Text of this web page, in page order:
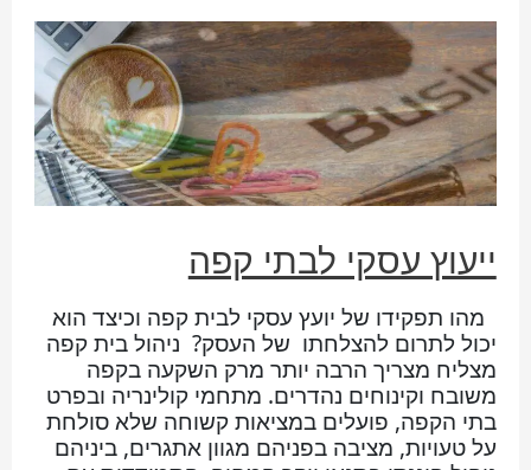
ייעוץ עסקי לבתי קפה
מהו תפקידו של יועץ עסקי לבית קפה וכיצד הוא
יכול לתרום להצלחתו של העסק? ניהול בית קפה
מצליח מצריך הרבה יותר מרק השקעה בקפה
משובח וקינוחים נהדרים. מתחמי קולינריה ובפרט
בתי הקפה, פועלים במציאות קשוחה שלא סולחת
על טעויות, מציבה בפניהם מגוון אתגרים, ביניהם